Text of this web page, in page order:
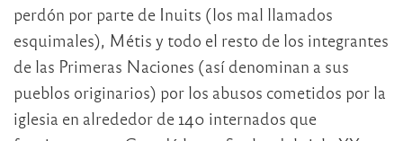
perdón por parte de Inuits (los mal llamados
esquimales), Métis y todo el resto de los integrantes
de las Primeras Naciones (así denominan a sus
pueblos originarios) por los abusos cometidos por la
iglesia en alrededor de 140 internados que